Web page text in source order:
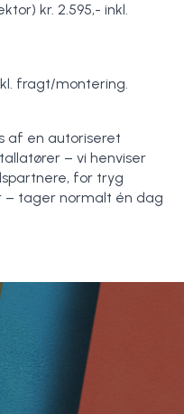
kr. 2.595,- inkl.
fragt/montering.
af en autoriseret
– vi henviser
for tryg
tager normalt én dag